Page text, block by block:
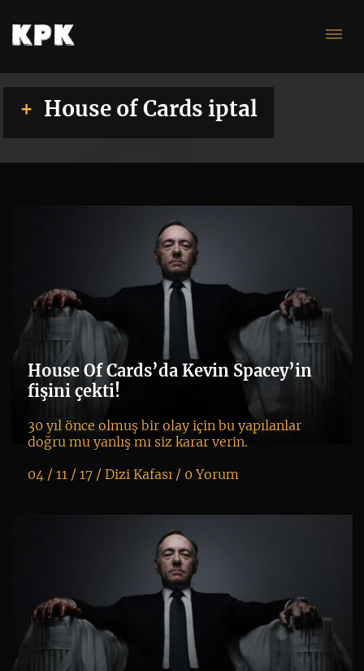
House of Cards iptal
House Of Cards’da Kevin Spacey’in
fişini çekti!
30 yıl önce olmuş bir olay için bu yapılanlar
doğru mu yanlış mı siz karar verin.
04 / 11 / 17 / Dizi Kafası/ 0 Yorum